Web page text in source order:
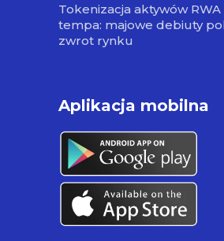
Tokenizacja aktywów
tempa: majowe debiuty
zwrot rynku
Aplikacja mobilna